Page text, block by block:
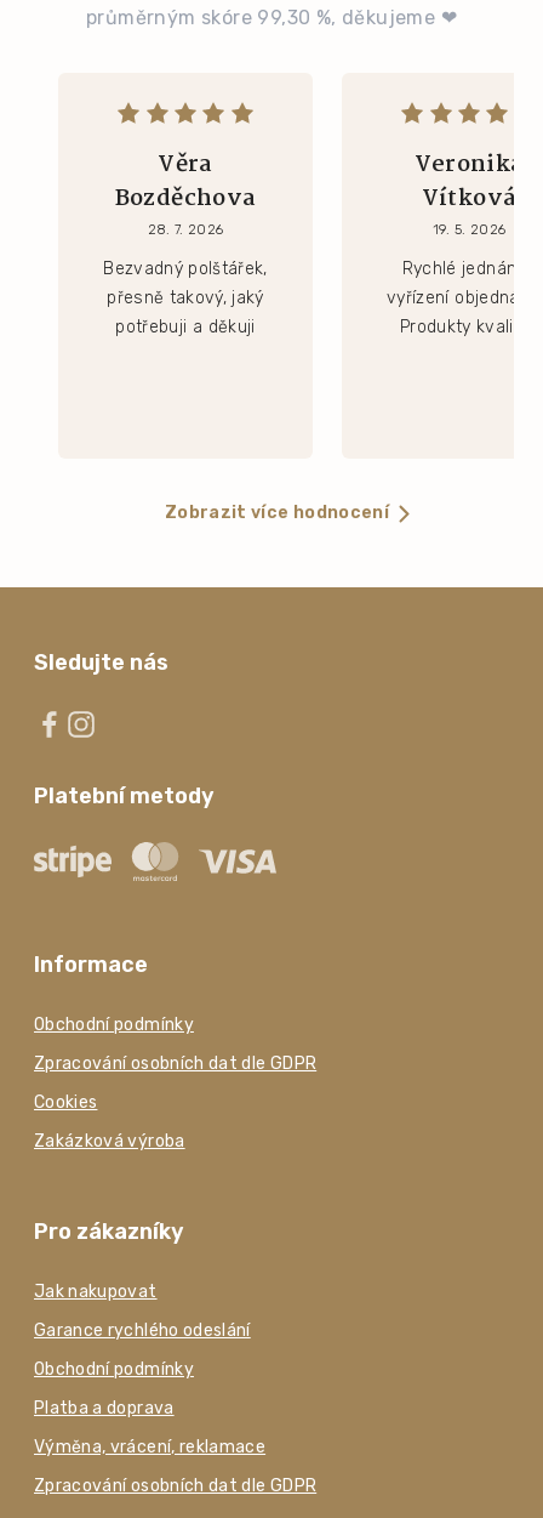
průměrným skóre 99,30 %, děkujeme ❤
Věra
Bozděchova
28. 7. 2026
Bezvadný polštářek,
přesně takový, jaký
potřebuji a děkuji
Veronika
Vítková
19. 5. 2026
Rychlé jednání a
vyřízení
Produkty kvalitní.
Zobrazit více hodnocení
Informace
Obchodní podmínky
Zpracování osobních dat dle GDPR
Cookies
Zakázková výroba
Sledujte nás
Platební metody
Pro zákazníky
Jak nakupovat
Garance rychlého odeslání
Obchodní podmínky
Platba a doprava
Výměna, vrácení, reklamace
Zpracování osobních dat dle GDPR